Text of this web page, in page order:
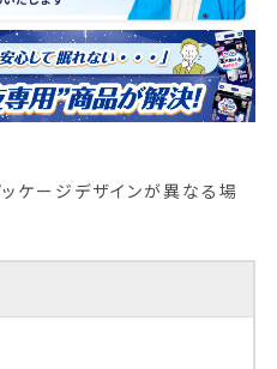
ケージデザインが異なる場